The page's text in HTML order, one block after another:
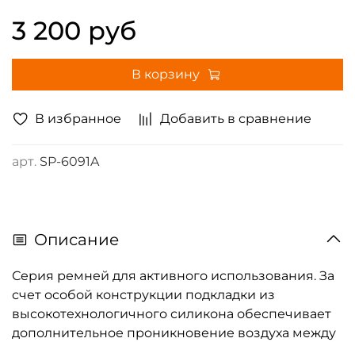
В избранное Добавить в сравнение
арт. SP-6091A
3 200 руб
В корзину
Описание
Серия ремней для активного использования. За
счет особой конструкции подкладки из
высокотехнологичного силикона обеспечивает
дополнительное проникновение воздуха между